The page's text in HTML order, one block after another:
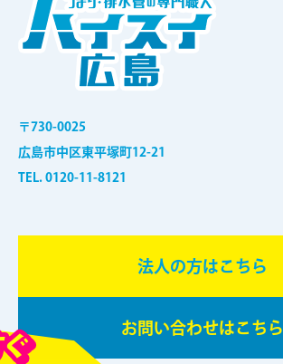
〒730-0025
広島市中区東平塚町12-21
TEL. 0120-11-8121
法⼈の⽅はこちら
お問い合わせはこちら